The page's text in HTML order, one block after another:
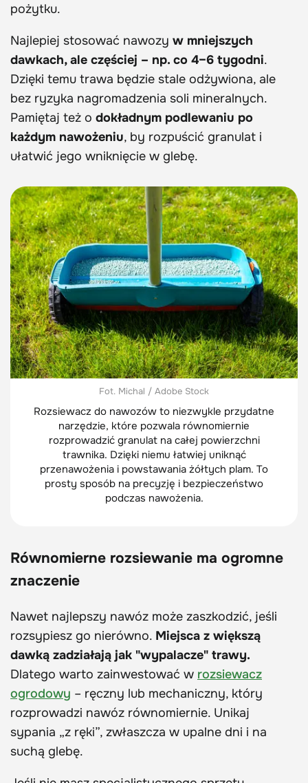
pożytku.
Najlepiej stosować nawozy w mniejszych
dawkach, ale częściej – np. co 4–6 tygodni.
Dzięki temu trawa będzie stale odżywiona, ale
bez ryzyka nagromadzenia soli mineralnych.
Pamiętaj też o dokładnym podlewaniu po
każdym nawożeniu, by rozpuścić granulat i
ułatwić jego wniknięcie w glebę.
Fot. Michal / Adobe Stock
Rozsiewacz do nawozów to niezwykle przydatne
narzędzie, które pozwala równomiernie
rozprowadzić granulat na całej powierzchni
trawnika. Dzięki niemu łatwiej uniknąć
przenawożenia i powstawania żółtych plam. To
prosty sposób na precyzję i bezpieczeństwo
podczas nawożenia.
Równomierne rozsiewanie ma ogromne
znaczenie
Nawet najlepszy nawóz może zaszkodzić, jeśli
rozsypiesz go nierówno. Miejsca z większą
dawką zadziałają jak "wypalacze" trawy.
Dlatego warto zainwestować w rozsiewacz
ogrodowy – ręczny lub mechaniczny, który
rozprowadzi nawóz równomiernie. Unikaj
sypania „z ręki”, zwłaszcza w upalne dni i na
suchą glebę.